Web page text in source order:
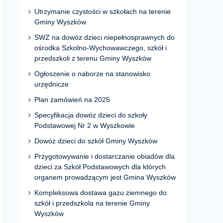
Utrzymanie czystości w szkołach na terenie
Gminy Wyszków
SWZ na dowóz dzieci niepełnosprawnych do
ośrodka Szkolno-Wychowawczego, szkół i
przedszkoli z terenu Gminy Wyszków
Ogłoszenie o naborze na stanowisko
urzędnicze
Plan zamówień na 2025
Specyfikacja dowóz dzieci do szkoły
Podstawowej Nr 2 w Wyszkowie
Dowóz dzieci do szkół Gminy Wyszków
Przygotowywanie i dostarczanie obiadów dla
dzieci za Szkół Podstawowych dla których
organem prowadzącym jest Gmina Wyszków
Kompleksowa dostawa gazu ziemnego do
szkół i przedszkola na terenie Gminy
Wyszków